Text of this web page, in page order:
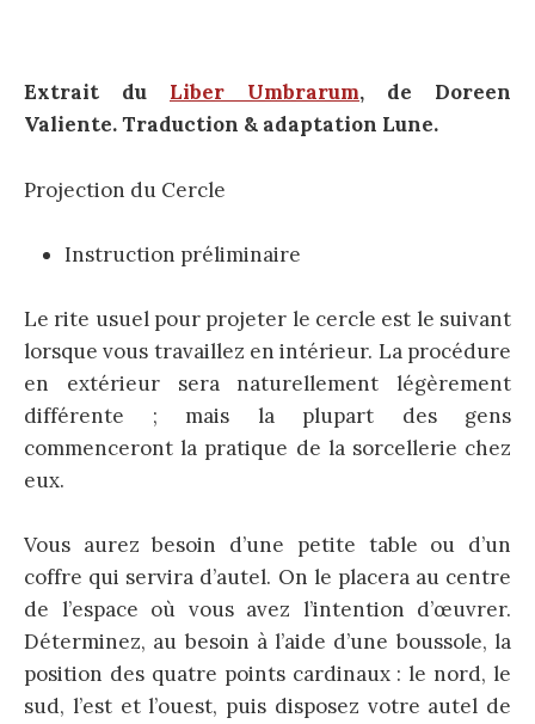
Extrait du Liber Umbrarum, de Doreen
Valiente. Traduction & adaptation Lune.
Projection du Cercle
Instruction préliminaire
Le rite usuel pour projeter le cercle est le suivant
lorsque vous travaillez en intérieur. La procédure
en extérieur sera naturellement légèrement
différente ; mais la plupart des gens
commenceront la pratique de la sorcellerie chez
eux.
Vous aurez besoin d’une petite table ou d’un
coffre qui servira d’autel. On le placera au centre
de l’espace où vous avez l’intention d’œuvrer.
Déterminez, au besoin à l’aide d’une boussole, la
position des quatre points cardinaux : le nord, le
sud, l’est et l’ouest, puis disposez votre autel de